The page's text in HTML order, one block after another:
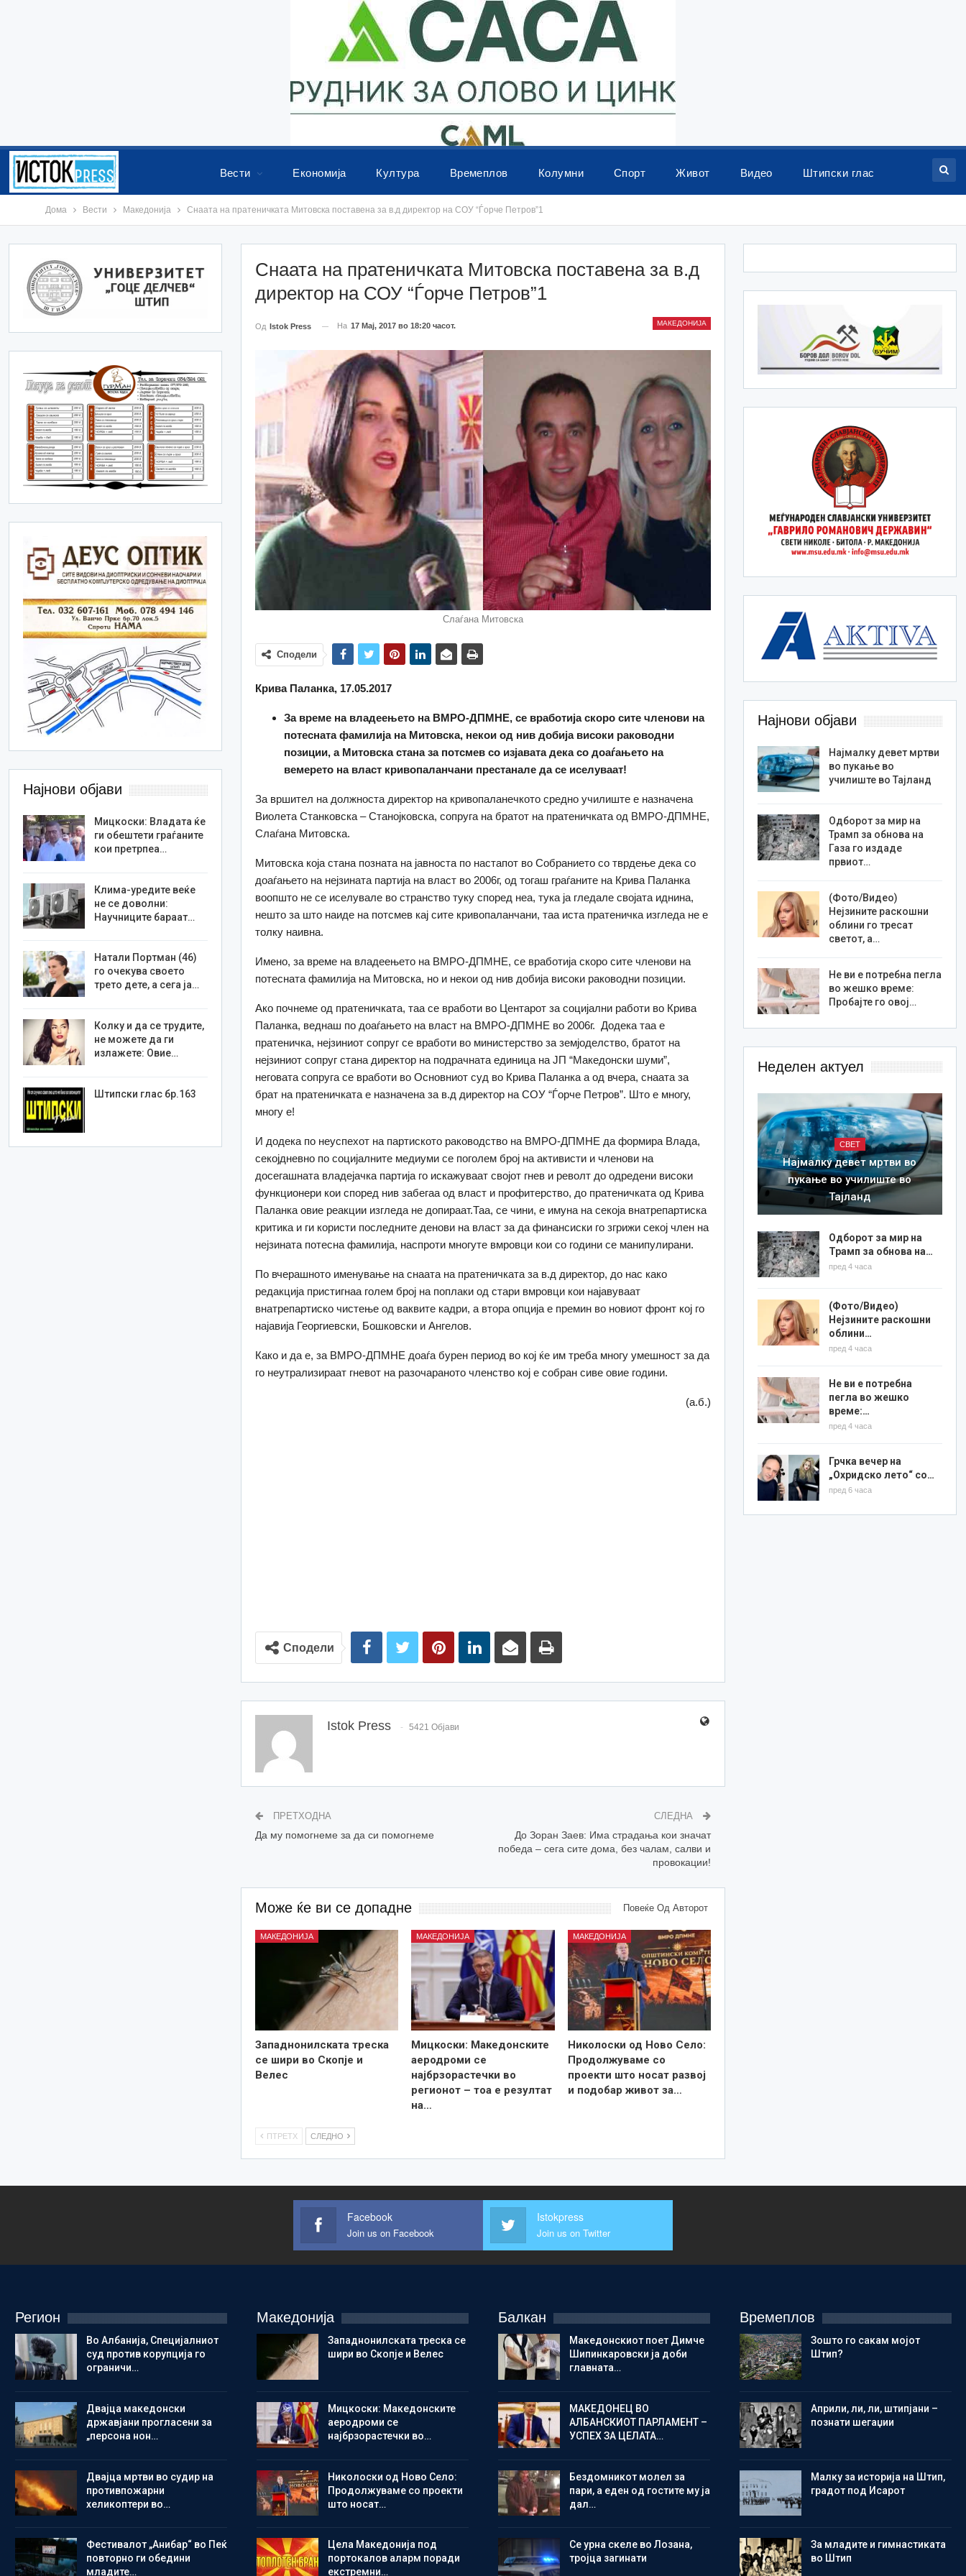
Вести Економија Култура Времеплов Колумни Спорт Живот Видео Штипски глас
Дома Вести Македонија Снаата на пратеничката Митовска поставена за в.д директор на СОУ “Ѓорче Петров”1
Снаата на пратеничката Митовска поставена за в.д
директор на СОУ “Ѓорче Петров”1
МАКЕДОНИЈА
Од Istok Press На 17 Мај, 2017 во 18:20 часот.
Слаѓана Митовска
Сподели
Крива Паланка, 17.05.2017
За време на владеењето на ВМРО-ДПМНЕ, се вработија скоро сите членови на
потесната фамилија на Митовска, некои од нив добија високи раководни
позиции, а Митовска стана за потсмев со изјавата дека со доаѓањето на
вемерето на власт кривопаланчани престанале да се иселуваат!
За вршител на должноста директор на кривопаланечкото средно училиште е назначена
Виолета Станковска – Станојковска, сопруга на братот на пратеничката од ВМРО-ДПМНЕ,
Слаѓана Митовска.
Митовска која стана позната на јавноста по настапот во Собранието со тврдење дека со
доаѓањето на нејзината партија на власт во 2006г, од тогаш граѓаните на Крива Паланка
воопшто не се иселувале во странство туку според неа, тука ја гледале својата иднина,
нешто за што наиде на потсмев кај сите кривопаланчани, таа иста пратеничка изгледа не е
толку наивна.
Имено, за време на владеењето на ВМРО-ДПМНЕ, се вработија скоро сите членови на
потесната фамилија на Митовска, но и некои од нив добија високи раководни позиции.
Ако почнеме од пратеничката, таа се вработи во Центарот за социјални работи во Крива
Паланка, веднаш по доаѓањето на власт на ВМРО-ДПМНЕ во 2006г. Додека таа е
пратеничка, нејзиниот сопруг се вработи во министерство за земјоделство, братот на
нејзиниот сопруг стана директор на подрачната единица на ЈП “Македонски шуми”,
неговата сопруга се вработи во Основниот суд во Крива Паланка а од вчера, снаата за
брат на пратеничката е назначена за в.д директор на СОУ “Ѓорче Петров”. Што е многу,
многу е!
И додека по неуспехот на партиското раководство на ВМРО-ДПМНЕ да формира Влада,
секојдневно по социјалните медиуми се поголем број на активисти и членови на
досегашната владејачка партија го искажуваат својот гнев и револт до одредени високи
функционери кои според нив забегаа од власт и профитерство, до пратеничката од Крива
Паланка овие реакции изгледа не допираат.Таа, се чини, е имуна на секоја внатрепартиска
критика и ги користи последните денови на власт за да финансиски го згрижи секој член на
нејзината потесна фамилија, наспроти многуте вмровци кои со години се манипулирани.
По вчерашното именување на снаата на пратеничката за в.д директор, до нас како
редакција пристигнаа голем број на поплаки од стари вмровци кои најавуваат
внатрепартиско чистење од ваквите кадри, а втора опција е премин во новиот фронт кој го
најавија Георгиевски, Бошковски и Ангелов.
Како и да е, за ВМРО-ДПМНЕ доаѓа бурен период во кој ќе им треба многу умешност за да
го неутрализираат гневот на разочараното членство кој е собран сиве овие години.
(а.б.)
Сподели
Istok Press 5421 Објави
ПРЕТХОДНА
Да му помогнеме за да си помогнеме
СЛЕДНА
До Зоран Заев: Има страдања кои значат
победа – сега сите дома, без чалам, салви и
провокации!
Може ќе ви се допадне Повеќе Од Авторот
МАКЕДОНИЈА
Западнонилската треска
се шири во Скопје и
Велес
МАКЕДОНИЈА
Мицкоски: Македонските
аеродроми се
најбрзорастечки во
регионот – тоа е резултат
на…
МАКЕДОНИЈА
Николоски од Ново Село:
Продолжуваме со
проекти што носат развој
и подобар живот за…
ПТРЕТХ СЛЕДНО
Најнови објави
Најмалку девет мртви
во пукање во
училиште во Тајланд
Одборот за мир на
Трамп за обнова на
Газа го издаде
првиот…
(Фото/Видео)
Нејзините раскошни
облини го тресат
светот, а…
Не ви е потребна пегла
во жешко време:
Пробајте го овој…
Неделен актуел
СВЕТ
Најмалку девет мртви во
пукање во училиште во
Тајланд
Одборот за мир на
Трамп за обнова на…
пред 4 часа
(Фото/Видео)
Нејзините раскошни
облини…
пред 4 часа
Не ви е потребна
пегла во жешко
време:…
пред 4 часа
Грчка вечер на
„Охридско лето“ со…
пред 6 часа
Најнови објави
Мицкоски: Владата ќе
ги обештети граѓаните
кои претрпеа…
Клима-уредите веќе
не се доволни:
Научниците бараат…
Натали Портман (46)
го очекува своето
трето дете, а сега ја…
Колку и да се трудите,
не можете да ги
излажете: Овие…
Штипски глас бр.163
Facebook
Join us on Facebook
Istokpress
Join us on Twitter
Регион
Во Албанија, Специјалниот
суд против корупција го
ограничи…
Двајца македонски
државјани прогласени за
„персона нон…
Двајца мртви во судир на
противпожарни
хеликоптери во…
Фестивалот „Анибар“ во Пеќ
повторно ги обедини
младите…
Македонија
Западнонилската треска се
шири во Скопје и Велес
Мицкоски: Македонските
аеродроми се
најбрзорастечки во…
Николоски од Ново Село:
Продолжуваме со проекти
што носат…
Цела Македонија под
портокалов аларм поради
екстремни…
Балкан
Македонскиот поет Димче
Шипинкаровски ја доби
главната…
МАКЕДОНЕЦ ВО
АЛБАНСКИОТ ПАРЛАМЕНТ –
УСПЕХ ЗА ЦЕЛАТА…
Бездомникот молел за
пари, а еден од гостите му ја
дал…
Се урна скеле во Лозана,
тројца загинати
Времеплов
Зошто го сакам мојот
Штип?
Aприли, ли, ли, штипјани –
познати шегаџии
Малку за историја на Штип,
градот под Исарот
Зa младите и гимнастиката
во Штип